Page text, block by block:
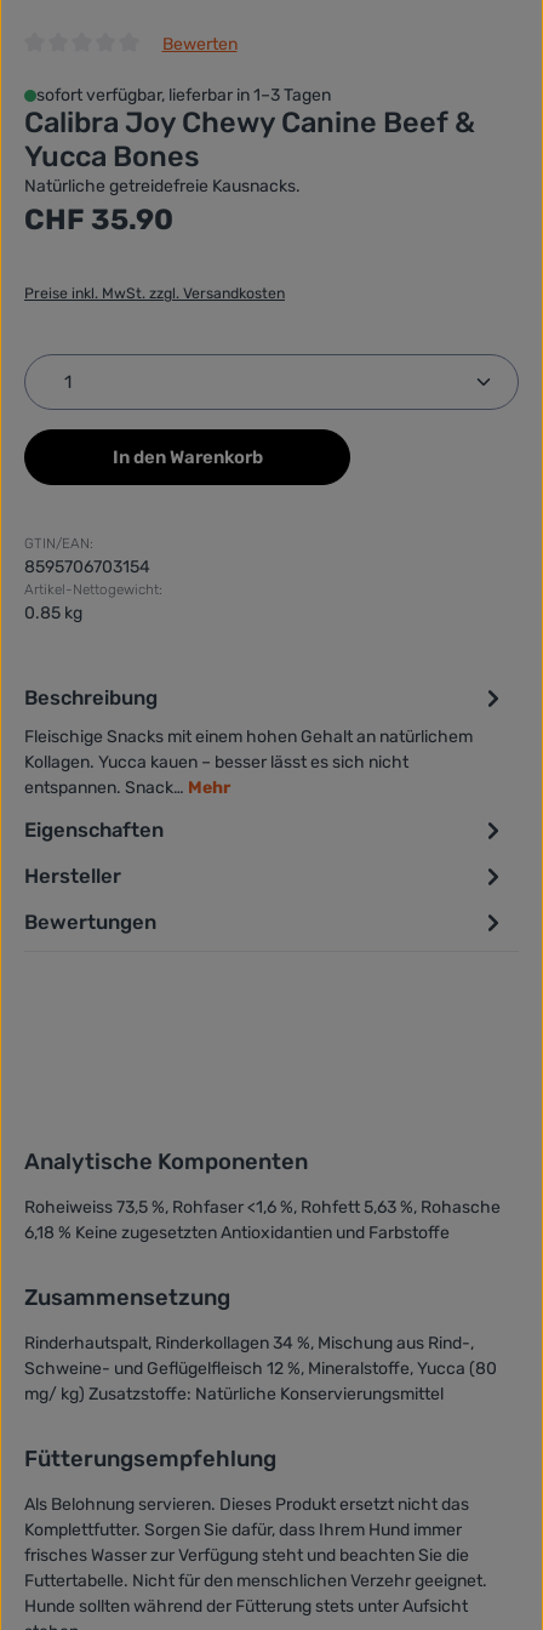
Bewerten
sofort verfügbar, lieferbar in 1–3 Tagen
Calibra Joy Chewy Canine Beef &
Yucca Bones
Natürliche getreidefreie Kausnacks.
Regulärer Preis:
CHF 35.90
Preise inkl. MwSt. zzgl. Versandkosten
Produkt Anzahl: Gib den gewünschten Wert ein
In den Warenkorb
GTIN/EAN:
8595706703154
Artikel-Nettogewicht:
0.85 kg
Beschreibung
Fleischige Snacks mit einem hohen Gehalt an natürlichem
Kollagen. Yucca kauen – besser lässt es sich nicht
entspannen. Snack… Mehr
Eigenschaften
Hersteller
Bewertungen
Analytische Komponenten
Roheiweiss 73,5 %, Rohfaser <1,6 %, Rohfett 5,63 %, Rohasche
6,18 % Keine zugesetzten Antioxidantien und Farbstoffe
Zusammensetzung
Rinderhautspalt, Rinderkollagen 34 %, Mischung aus Rind-,
Schweine- und Geflügelfleisch 12 %, Mineralstoffe, Yucca (80
mg/ kg) Zusatzstoffe: Natürliche Konservierungsmittel
Fütterungsempfehlung
Als Belohnung servieren. Dieses Produkt ersetzt nicht das
Komplettfutter. Sorgen Sie dafür, dass Ihrem Hund immer
frisches Wasser zur Verfügung steht und beachten Sie die
Futtertabelle. Nicht für den menschlichen Verzehr geeignet.
Hunde sollten während der Fütterung stets unter Aufsicht